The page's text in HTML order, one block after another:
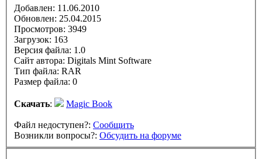
Добавлен: 11.06.2010
Обновлен: 25.04.2015
Просмотров: 3949
Загрузок: 163
Версия файла: 1.0
Сайт автора: Digitals Mint Software
Тип файла: RAR
Размер файла: 0
Скачать: Magic Book
Файл недоступен?: Сообщить
Возникли вопросы?: Обсудить на форуме